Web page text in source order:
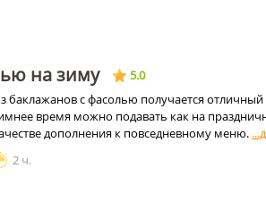
на зиму
5.0
баклажанов с фасолью получается отличный
время можно подавать как на
дополнения к повседневному меню.
2 ч.